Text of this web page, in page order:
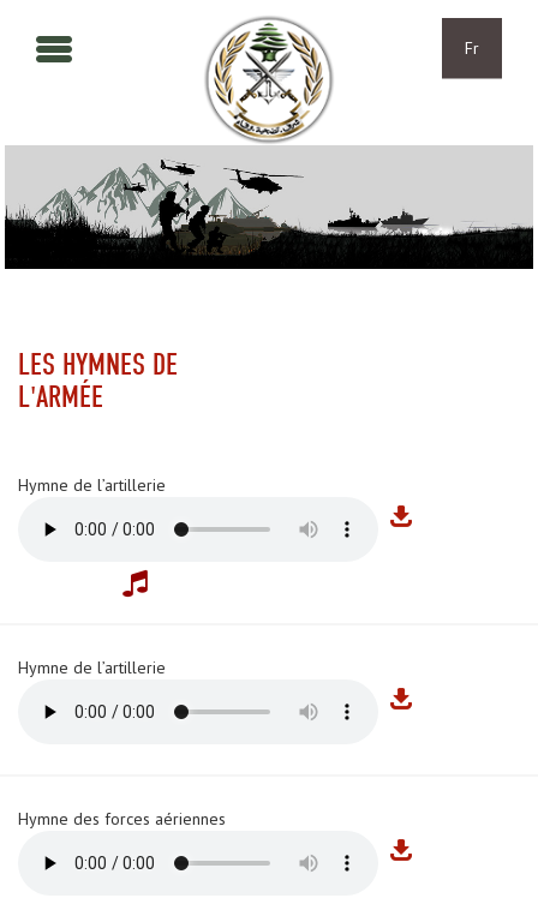
Fr
LES HYMNES DE
L'ARMÉE
Hymne de l’artillerie
Hymne de l’artillerie
Hymne des forces aériennes